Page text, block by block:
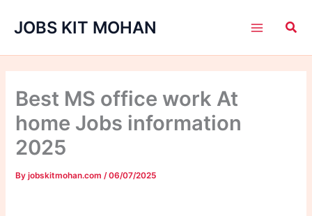
JOBS KIT MOHAN
Best MS office work At
home Jobs information
2025
Byjobskitmohan.com /06/07/2025